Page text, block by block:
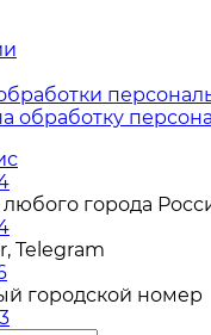
обработку
города
Telegram
городской номер